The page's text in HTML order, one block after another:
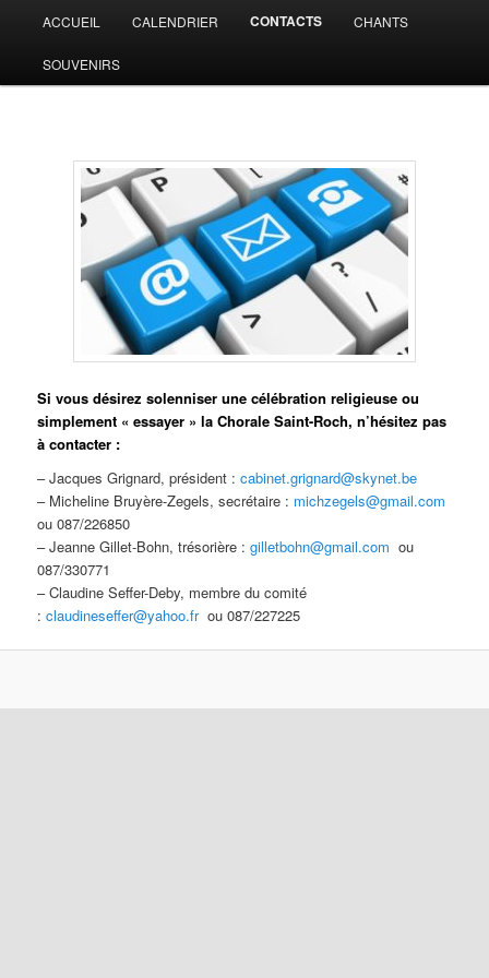
contenu
principalCHORALE DE JEHANSTER
principal
ACCUEIL CALENDRIER CONTACTS CHANTS
SOUVENIRS
Si vous désirez solenniser une célébration religieuse ou
simplement « essayer » la Chorale Saint-Roch, n’hésitez pas
à contacter :
– Jacques Grignard, président :cabinet.grignard@skynet.be
– Micheline Bruyère-Zegels, secrétaire : michzegels@gmail.com
ou 087/226850
– Jeanne Gillet-Bohn, trésorière : gilletbohn@gmail.com ou
087/330771
– Claudine Seffer-Deby, membre du comité
:claudineseffer@yahoo.frou 087/227225